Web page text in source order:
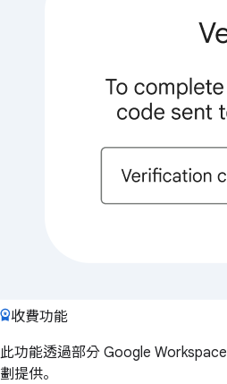
收費功能
此功能透過部分 Google Workspace
劃提供。